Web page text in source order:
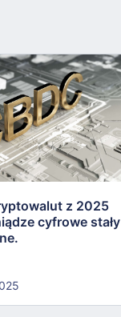
z 2025
cyfrowe stały